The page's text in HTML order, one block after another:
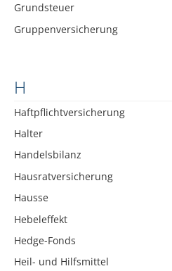
Grundsteuer
Gruppenversicherung
H
Haftpflichtversicherung
Halter
Handelsbilanz
Hausratversicherung
Hausse
Hebeleffekt
Hedge-Fonds
Heil- und Hilfsmittel